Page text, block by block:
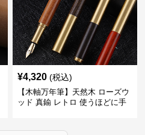
¥4,320 (税込)
【木軸万年筆】天然木 ローズウ
ッド 真鍮 レトロ 使うほどに手